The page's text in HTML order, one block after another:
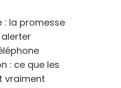
: la promesse
: ce que les
vraiment